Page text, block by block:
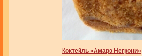
Коктейль «Амаро Негрони»